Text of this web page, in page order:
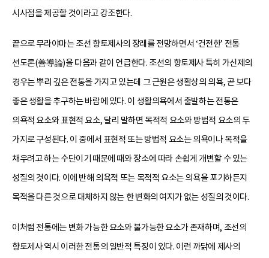
시사점을 제공할 것이라고 강조한다.
끝으로 무라야마는 조선 향토제사의 장래를 전망하면서 ‘건전한’ 전통
선도론(善導論)을 다음과 같이 언급한다. 조선의 향토제사 특히 가신제의
경우는 뿌리 깊은 전통을 가지고 있는데 그 근원은 생활상의 의욕, 곧 보다
좋은 생활을 추구하는 바람에 있다. 이 생활의욕에서 출발하는 전통은
의욕적 요소와 표현적 요소, 달리 말하면 목적적 요소와 방법적 요소의 두
가지로 구성된다. 이 중에서 표현적 또는 방법적 요소는 의욕이나 목적을
채우려고 하는 수단이기 때문에 때와 장소에 따라 손쉽게 개변할 수 있는
성질의 것이다. 이에 반해 의욕적 또는 목적적 요소는 의욕을 포기하든지
목적을 다른 것으로 대체하지 않는 한 변화의 여지가 없는 성질의 것이다.
이처럼 전통에는 변화 가능한 요소와 불가능한 요소가 존재하며, 조선의
향토제사 역시 이러한 전통의 일반적 특징이 있다. 이런 까닭에 제사의